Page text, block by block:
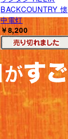
BACKCOUNTRY 懐
中電灯
￥8,200